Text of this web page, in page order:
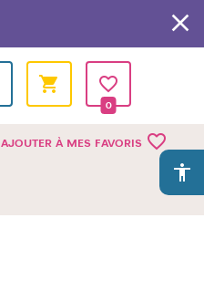
0
AJOUTER À MES FAVORIS favorite_border
accessibility